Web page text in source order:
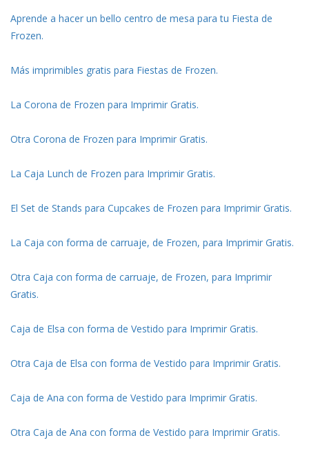
Aprende a hacer un bello centro de mesa para tu Fiesta de
Frozen.
Más imprimibles gratis para Fiestas de Frozen.
La Corona de Frozen para Imprimir Gratis.
Otra Corona de Frozen para Imprimir Gratis.
La Caja Lunch de Frozen para Imprimir Gratis.
El Set de Stands para Cupcakes de Frozen para Imprimir Gratis.
La Caja con forma de carruaje, de Frozen, para Imprimir Gratis.
Otra Caja con forma de carruaje, de Frozen, para Imprimir
Gratis.
Caja de Elsa con forma de Vestido para Imprimir Gratis.
Otra Caja de Elsa con forma de Vestido para Imprimir Gratis.
Caja de Ana con forma de Vestido para Imprimir Gratis.
Otra Caja de Ana con forma de Vestido para Imprimir Gratis.